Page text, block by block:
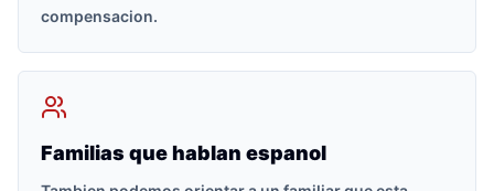
compensacion.
Familias que hablan espanol